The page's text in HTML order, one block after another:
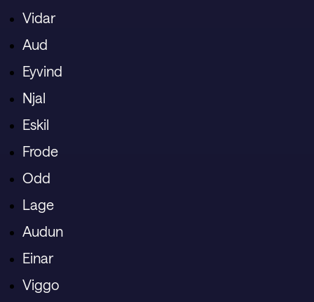
Vidar
Aud
Eyvind
Njal
Eskil
Frode
Odd
Lage
Audun
Einar
Viggo